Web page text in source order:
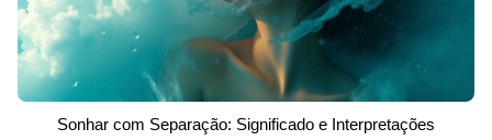
Sonhar com Separação: Significado e Interpretações